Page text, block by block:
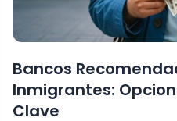
Bancos
Inmigrantes:
Clave